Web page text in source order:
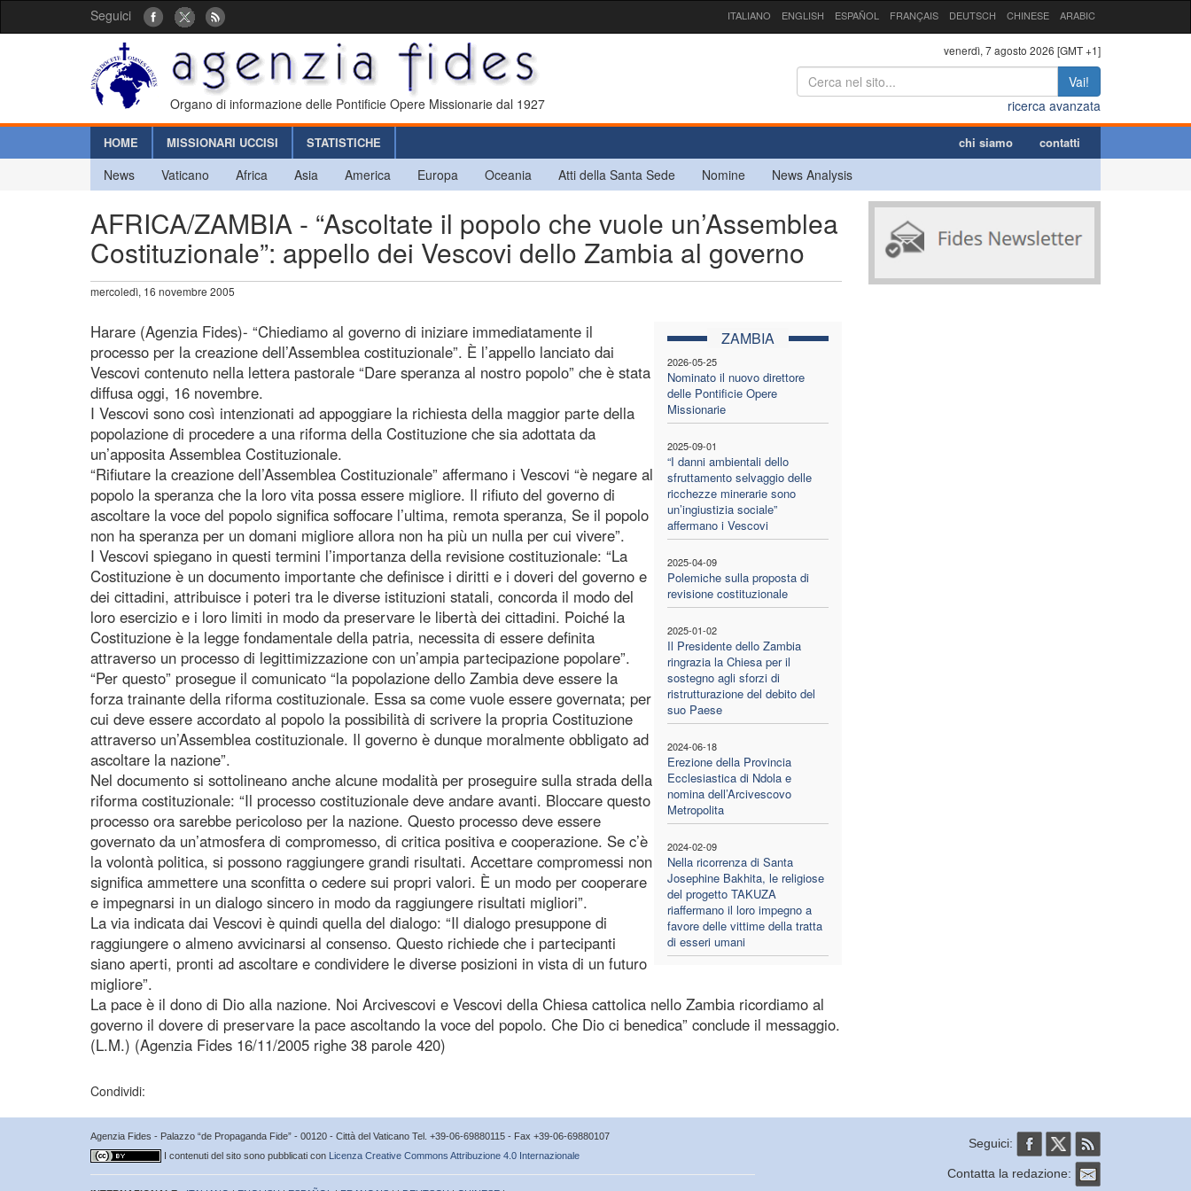
Seguici ITALIANO ENGLISH ESPAÑOL FRANÇAIS DEUTSCH CHINESE ARABIC
Organo di informazione delle Pontificie Opere Missionarie dal 1927
venerdì, 7 agosto 2026 [GMT +1]
Vai!
ricerca avanzata
HOME MISSIONARI UCCISI STATISTICHE chi siamo contatti
News Vaticano Africa Asia America Europa Oceania Atti della Santa Sede Nomine News Analysis
AFRICA/ZAMBIA - “Ascoltate il popolo che vuole un’Assemblea
Costituzionale”: appello dei Vescovi dello Zambia al governo
mercoledì, 16 novembre 2005
ZAMBIA
2026-05-25
Nominato il nuovo direttore
delle Pontificie Opere
Missionarie
2025-09-01
“I danni ambientali dello
sfruttamento selvaggio delle
ricchezze minerarie sono
un’ingiustizia sociale”
affermano i Vescovi
2025-04-09
Polemiche sulla proposta di
revisione costituzionale
2025-01-02
Il Presidente dello Zambia
ringrazia la Chiesa per il
sostegno agli sforzi di
ristrutturazione del debito del
suo Paese
2024-06-18
Erezione della Provincia
Ecclesiastica di Ndola e
nomina dell’Arcivescovo
Metropolita
2024-02-09
Nella ricorrenza di Santa
Josephine Bakhita, le religiose
del progetto TAKUZA
riaffermano il loro impegno a
favore delle vittime della tratta
di esseri umani
Harare (Agenzia Fides)- “Chiediamo al governo di iniziare immediatamente il
processo per la creazione dell’Assemblea costituzionale”. È l’appello lanciato dai
Vescovi contenuto nella lettera pastorale “Dare speranza al nostro popolo” che è stata
diffusa oggi, 16 novembre.
I Vescovi sono così intenzionati ad appoggiare la richiesta della maggior parte della
popolazione di procedere a una riforma della Costituzione che sia adottata da
un’apposita Assemblea Costituzionale.
“Rifiutare la creazione dell’Assemblea Costituzionale” affermano i Vescovi “è negare al
popolo la speranza che la loro vita possa essere migliore. Il rifiuto del governo di
ascoltare la voce del popolo significa soffocare l’ultima, remota speranza, Se il popolo
non ha speranza per un domani migliore allora non ha più un nulla per cui vivere”.
I Vescovi spiegano in questi termini l’importanza della revisione costituzionale: “La
Costituzione è un documento importante che definisce i diritti e i doveri del governo e
dei cittadini, attribuisce i poteri tra le diverse istituzioni statali, concorda il modo del
loro esercizio e i loro limiti in modo da preservare le libertà dei cittadini. Poiché la
Costituzione è la legge fondamentale della patria, necessita di essere definita
attraverso un processo di legittimizzazione con un’ampia partecipazione popolare”.
“Per questo” prosegue il comunicato “la popolazione dello Zambia deve essere la
forza trainante della riforma costituzionale. Essa sa come vuole essere governata; per
cui deve essere accordato al popolo la possibilità di scrivere la propria Costituzione
attraverso un’Assemblea costituzionale. Il governo è dunque moralmente obbligato ad
ascoltare la nazione”.
Nel documento si sottolineano anche alcune modalità per proseguire sulla strada della
riforma costituzionale: “Il processo costituzionale deve andare avanti. Bloccare questo
processo ora sarebbe pericoloso per la nazione. Questo processo deve essere
governato da un’atmosfera di compromesso, di critica positiva e cooperazione. Se c’è
la volontà politica, si possono raggiungere grandi risultati. Accettare compromessi non
significa ammettere una sconfitta o cedere sui propri valori. È un modo per cooperare
e impegnarsi in un dialogo sincero in modo da raggiungere risultati migliori”.
La via indicata dai Vescovi è quindi quella del dialogo: “Il dialogo presuppone di
raggiungere o almeno avvicinarsi al consenso. Questo richiede che i partecipanti
siano aperti, pronti ad ascoltare e condividere le diverse posizioni in vista di un futuro
migliore”.
La pace è il dono di Dio alla nazione. Noi Arcivescovi e Vescovi della Chiesa cattolica nello Zambia ricordiamo al
governo il dovere di preservare la pace ascoltando la voce del popolo. Che Dio ci benedica” conclude il messaggio.
(L.M.) (Agenzia Fides 16/11/2005 righe 38 parole 420)
Condividi:
Agenzia Fides - Palazzo “de Propaganda Fide” - 00120 - Città del Vaticano Tel. +39-06-69880115 - Fax +39-06-69880107
I contenuti del sito sono pubblicati con Licenza Creative Commons Attribuzione 4.0 Internazionale
Seguici:
Contatta la redazione: